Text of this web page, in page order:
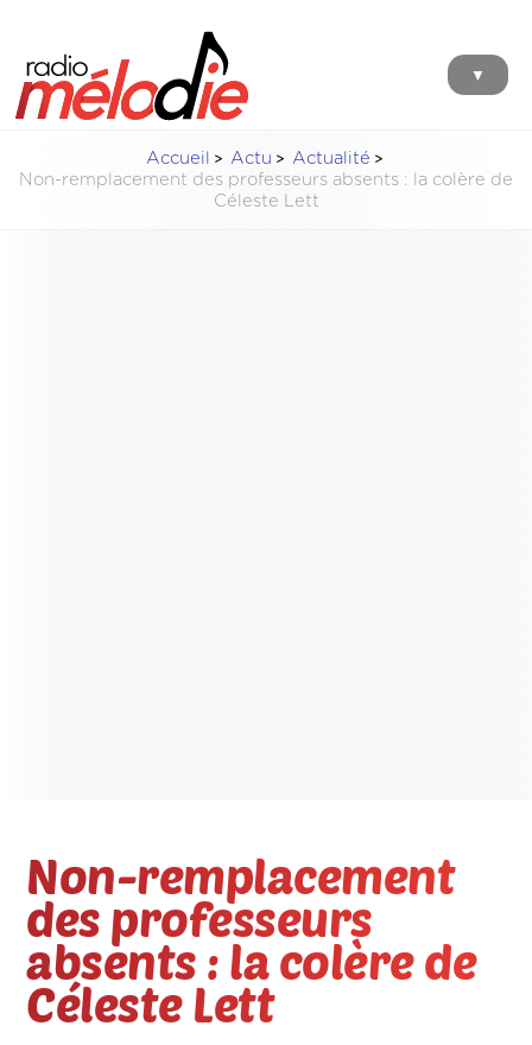
▼
Accueil Actu
Actualité
Non-remplacement des professeurs absents : la colère de
Céleste Lett
Non-remplacement
des professeurs
absents : la colère de
Céleste Lett